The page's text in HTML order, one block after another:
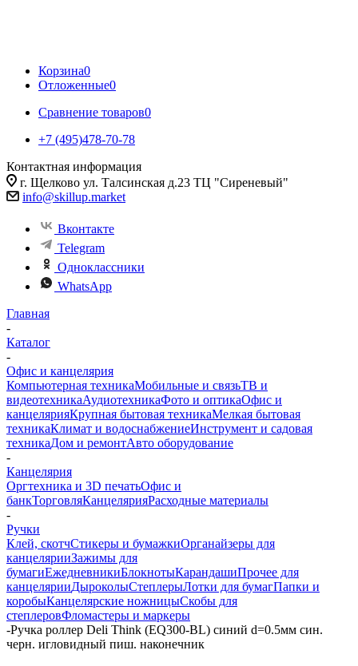
Корзина0
Отложенные0
Сравнение товаров0
+7 (495)478-70-78
Контактная информация
г. Щелково ул. Талсинская д.23 ТЦ "Сиреневый"
info@skillup.market
Вконтакте
Telegram
Одноклассники
WhatsApp
Главная
-
Каталог
-
Офис и канцелярия
Компьютерная техникаМобильные и связьТВ и
видеотехникаАудиотехникаФото и оптикаОфис и
канцелярияКрупная бытовая техникаМелкая бытовая
техникаКлимат и водоснабжениеИнструмент и садовая
техникаДом и ремонтАвто оборудование
-
Канцелярия
Оргтехника и 3D печатьОфис и
банкТорговляКанцелярияРасходные материалы
-
Ручки
Клей, скотчСтикеры и бумажкиОрганайзеры для
канцелярииЗажимы для
бумагиЕжедневникиБлокнотыКарандашиПрочее для
канцелярииДыроколыСтеплерыЛотки для бумагПапки и
коробыКанцелярские ножницыСкобы для
степлеровФломастеры и маркеры
-Ручка роллер Deli Think (EQ300-BL) синий d=0.5мм син.
черн. игловидный пиш. наконечник